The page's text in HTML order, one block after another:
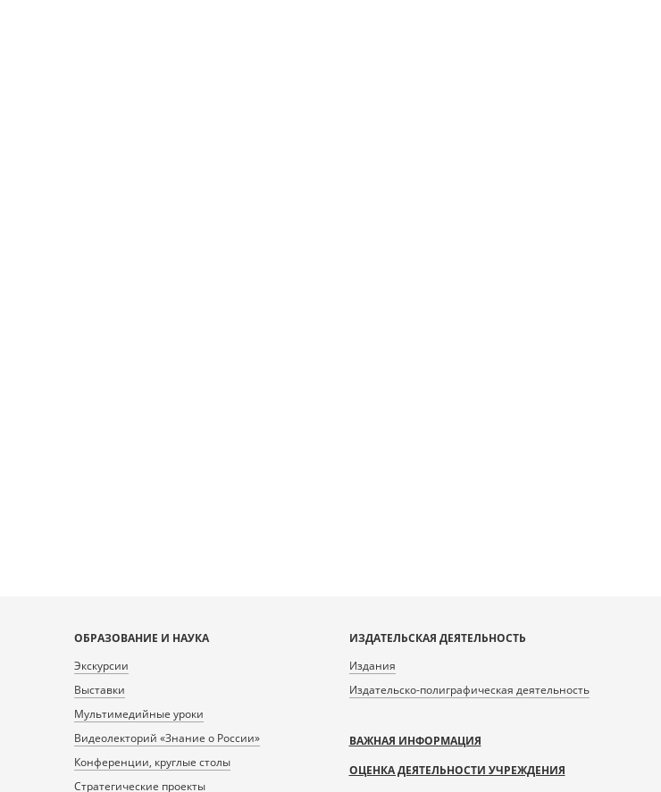
ОБРАЗОВАНИЕ И НАУКА
Экскурсии
Выставки
Мультимедийные уроки
Видеолекторий «Знание о России»
Конференции, круглые столы
Стратегические проекты
ИЗДАТЕЛЬСКАЯ ДЕЯТЕЛЬНОСТЬ
Издания
Издательско-полиграфическая деятельность
ВАЖНАЯ ИНФОРМАЦИЯ
ОЦЕНКА ДЕЯТЕЛЬНОСТИ УЧРЕЖДЕНИЯ